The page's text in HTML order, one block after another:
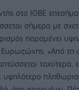
στο ΙΟΒΕ
σήμερα με
παραμένει
Ευρωζώνης. «Από τη
ταχύτερα,
υψηλότερο